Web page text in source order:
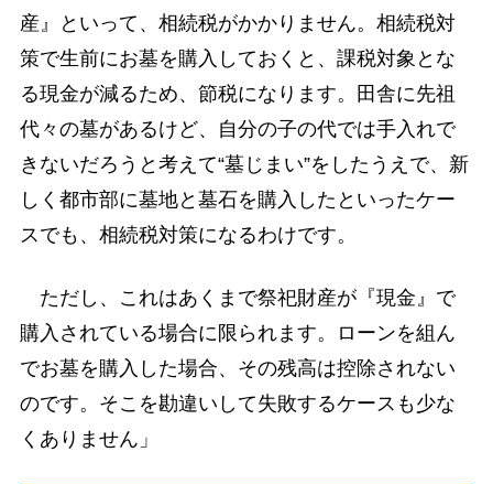
産』といって、相続税がかかりません。相続税対
策で生前にお墓を購入しておくと、課税対象とな
る現金が減るため、節税になります。田舎に先祖
代々の墓があるけど、自分の子の代では手入れで
きないだろうと考えて“墓じまい”をしたうえで、新
しく都市部に墓地と墓石を購入したといったケー
スでも、相続税対策になるわけです。
ただし、これはあくまで祭祀財産が『現金』で
購入されている場合に限られます。ローンを組ん
でお墓を購入した場合、その残高は控除されない
のです。そこを勘違いして失敗するケースも少な
くありません」